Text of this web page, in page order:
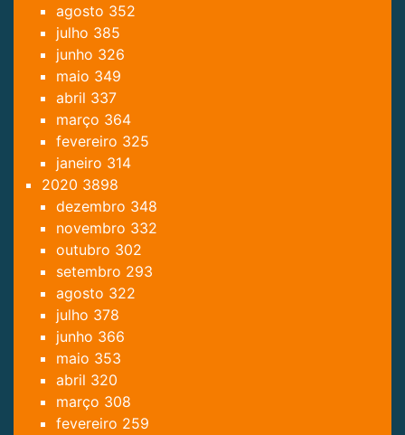
agosto 352
julho 385
junho 326
maio 349
abril 337
março 364
fevereiro 325
janeiro 314
2020 3898
dezembro 348
novembro 332
outubro 302
setembro 293
agosto 322
julho 378
junho 366
maio 353
abril 320
março 308
fevereiro 259